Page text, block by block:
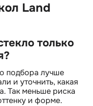
Land
только
подбора лучше
и уточнить, какая
Так меньше риска
и форме.